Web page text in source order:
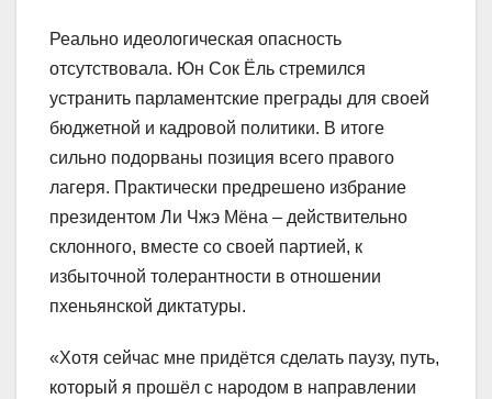
Реально идеологическая опасность
отсутствовала. Юн Сок Ёль стремился
устранить парламентские преграды для своей
бюджетной и кадровой политики. В итоге
сильно подорваны позиция всего правого
лагеря. Практически предрешено избрание
президентом Ли Чжэ Мёна – действительно
склонного, вместе со своей партией, к
избыточной толерантности в отношении
пхеньянской диктатуры.
«Хотя сейчас мне придётся сделать паузу, путь,
который я прошёл с народом в направлении